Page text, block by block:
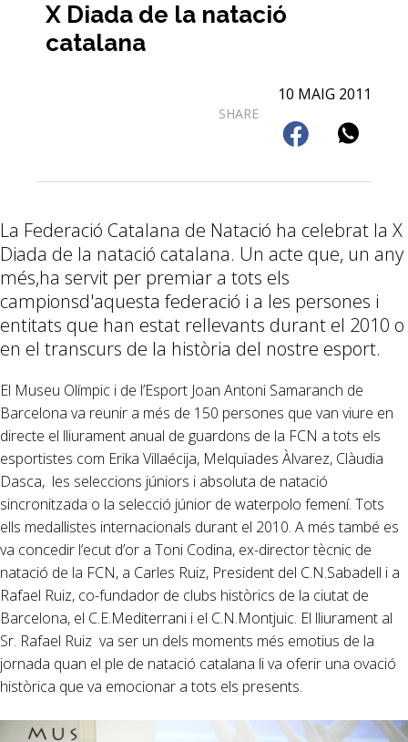
X Diada de la natació
catalana
10 MAIG 2011
SHARE
La Federació Catalana de Natació ha celebrat la X
Diada de la natació catalana. Un acte que, un any
més,ha servit per premiar a tots els
campionsd'aquesta federació i a les persones i
entitats que han estat rellevants durant el 2010 o
en el transcurs de la història del nostre esport.
El Museu Olímpic i de l’Esport Joan Antoni Samaranch de
Barcelona va reunir a més de 150 persones que van viure en
directe el lliurament anual de guardons de la FCN a tots els
esportistes com Erika Villaécija, Melquiades Àlvarez, Clàudia
Dasca, les seleccions júniors i absoluta de natació
sincronitzada o la selecció júnior de waterpolo femení. Tots
ells medallistes internacionals durant el 2010. A més també es
va concedir l’ecut d’or a Toni Codina, ex-director tècnic de
natació de la FCN, a Carles Ruiz, President del C.N.Sabadell i a
Rafael Ruiz, co-fundador de clubs històrics de la ciutat de
Barcelona, el C.E.Mediterrani i el C.N.Montjuic. El lliurament al
Sr. Rafael Ruiz va ser un dels moments més emotius de la
jornada quan el ple de natació catalana li va oferir una ovació
històrica que va emocionar a tots els presents.